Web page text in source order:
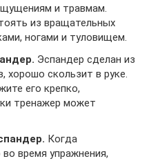
и травмам.
из вращательных
ногами и туловищем.
Эспандер сделан из
хорошо скользит в руке.
его крепко,
тренажер может
Когда
время упражнения,